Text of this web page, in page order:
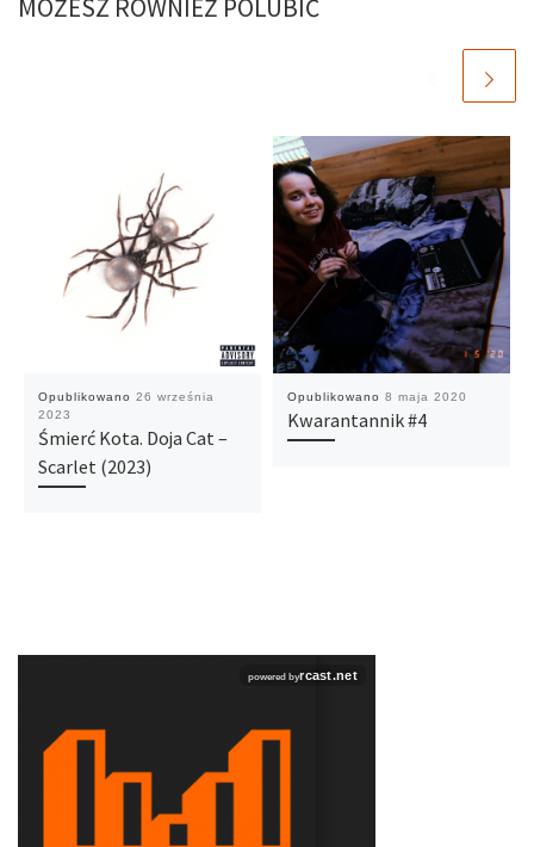
MOŻESZ RÓWNIEŻ POLUBIĆ
Opublikowano 26 września
2023
Śmierć Kota. Doja Cat –
Scarlet (2023)
Opublikowano 8 maja 2020
Kwarantannik #4